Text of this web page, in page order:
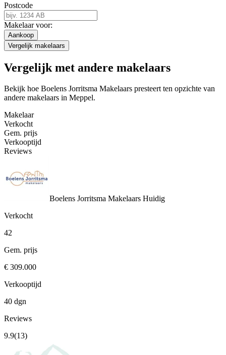
Postcode
Makelaar voor:
Aankoop
Vergelijk makelaars
Vergelijk met andere makelaars
Bekijk hoe Boelens Jorritsma Makelaars presteert ten opzichte van
andere makelaars in Meppel.
Makelaar
Verkocht
Gem. prijs
Verkooptijd
Reviews
Boelens Jorritsma Makelaars Huidig
Verkocht
42
Gem. prijs
€ 309.000
Verkooptijd
40 dgn
Reviews
9.9(13)